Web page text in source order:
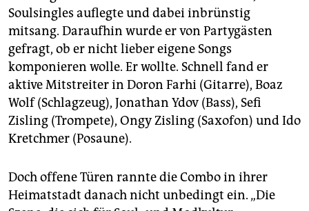
Soulsingles auflegte und dabei inbrünstig
mitsang. Daraufhin wurde er von Partygästen
gefragt, ob er nicht lieber eigene Songs
komponieren wolle. Er wollte. Schnell fand er
aktive Mitstreiter in Doron Farhi (Gitarre), Boaz
Wolf (Schlagzeug), Jonathan Ydov (Bass), Sefi
Zisling (Trompete), Ongy Zisling (Saxofon) und Ido
Kretchmer (Posaune).
Doch offene Türen rannte die Combo in ihrer
Heimatstadt danach nicht unbedingt ein. „Die